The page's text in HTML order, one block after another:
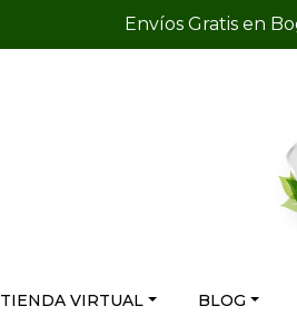
Envíos Gratis en
TIENDA VIRTUAL BLOG